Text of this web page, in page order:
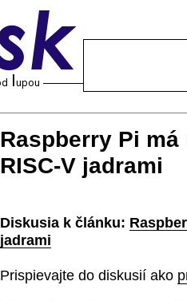
Raspberry Pi
RISC-V jadrami
Diskusia k článku:
jadrami
Prispievajte do diskusií ako